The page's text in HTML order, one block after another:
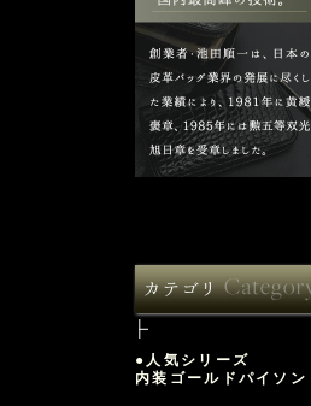
●人気シリーズ
内装ゴールドパイソン